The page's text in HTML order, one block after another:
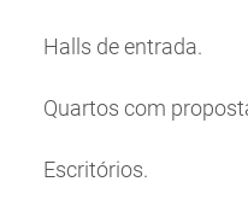
Halls de entrada.
Quartos com
Escritórios.